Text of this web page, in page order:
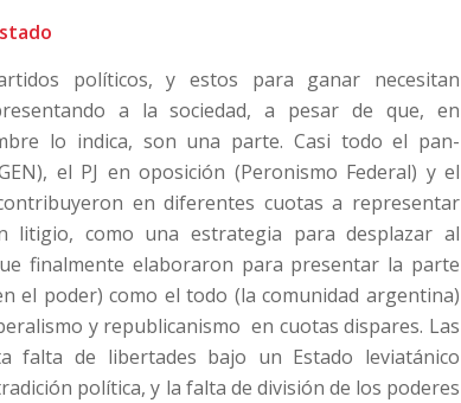
políticos, y estos para ganar necesitan
a la sociedad, a pesar de que, en
lo indica, son una parte. Casi todo el pan-
el PJ en oposición (Peronismo Federal) y el
en diferentes cuotas a representar
litigio, como una estrategia para desplazar al
finalmente elaboraron para presentar la parte
el poder) como el todo (la comunidad argentina)
y republicanismo en cuotas dispares. Las
falta de libertades bajo un Estado leviatánico
política, y la falta de división de los poderes